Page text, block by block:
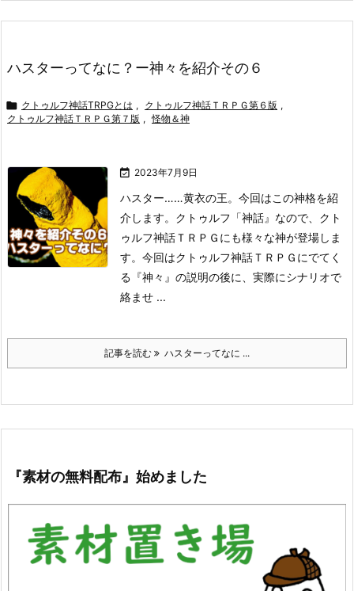
ハスターってなに？ー神々を紹介その６
 クトゥルフ神話TRPGとは , クトゥルフ神話ＴＲＰＧ第６版 ,
クトゥルフ神話ＴＲＰＧ第７版 , 怪物＆神
 2023年7月9日
ハスター……黄衣の王。今回はこの神格を紹
介します。 クトゥルフ「神話』なので、クト
ゥルフ神話ＴＲＰＧにも様々な神が登場しま
す。 今回はクトゥルフ神話ＴＲＰＧにでてく
る『神々』の説明の後に、実際にシナリオで
絡ませ ...
記事を読む ハスターってなに ...
『素材の無料配布』始めました